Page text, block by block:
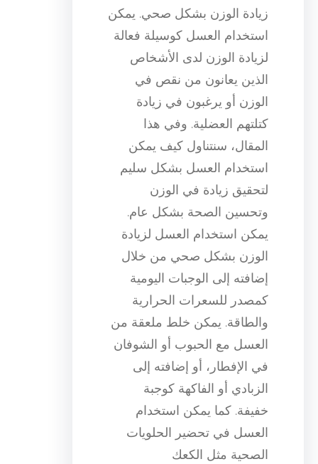
زيادة الوزن بشكل صحي. يمكن
استخدام العسل كوسيلة فعالة
لزيادة الوزن لدى الأشخاص
الذين يعانون من نقص في
الوزن أو يرغبون في زيادة
كتلتهم العضلية. وفي هذا
المقال، سنتناول كيف يمكن
استخدام العسل بشكل سليم
لتحقيق زيادة في الوزن
وتحسين الصحة بشكل عام.
يمكن استخدام العسل لزيادة
الوزن بشكل صحي من خلال
إضافته إلى الوجبات اليومية
كمصدر للسعرات الحرارية
والطاقة. يمكن خلط ملعقة من
العسل مع الحبوب أو الشوفان
في الإفطار، أو إضافته إلى
الزبادي أو الفاكهة كوجبة
خفيفة. كما يمكن استخدام
العسل في تحضير الحلويات
الصحية مثل الكعك